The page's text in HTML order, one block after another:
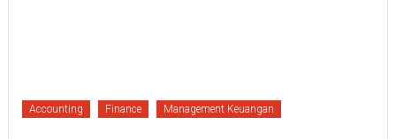
Accounting Finance Management Keuangan